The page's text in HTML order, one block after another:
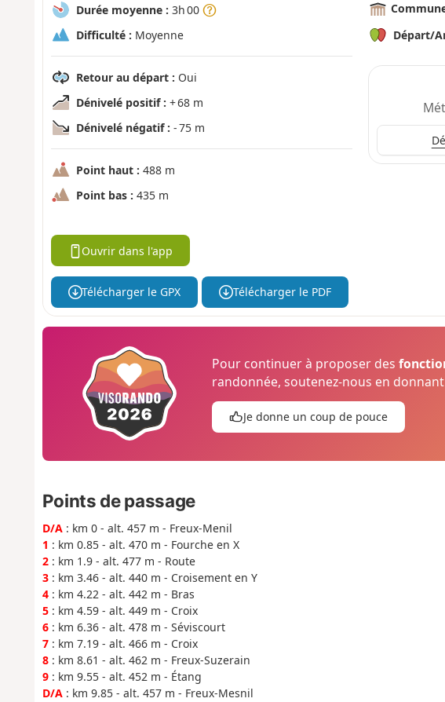
Durée moyenne : 3h 00
Difficulté : Moyenne
Retour au départ : Oui
Dénivelé positif : + 68 m
Dénivelé négatif : - 75 m
Point haut : 488 m
Point bas : 435 m
Départ/
Ouvrir dans l'app
Télécharger le GPX Télécharger le PDF
Pour continuer à proposer des
randonnée, soutenez-nous en
Je donne un coup de pouce
Points de passage
D/A: km 0 - alt. 457 m - Freux-Menil
1 : km 0.85 - alt. 470 m - Fourche en X
2: km 1.9 - alt. 477 m - Route
3: km 3.46 - alt. 440 m - Croisement en Y
4: km 4.22 - alt. 442 m - Bras
5: km 4.59 - alt. 449 m - Croix
6: km 6.36 - alt. 478 m - Séviscourt
7: km 7.19 - alt. 466 m - Croix
8: km 8.61 - alt. 462 m - Freux-Suzerain
9: km 9.55 - alt. 452 m - Étang
D/A: km 9.85 - alt. 457 m - Freux-Mesnil